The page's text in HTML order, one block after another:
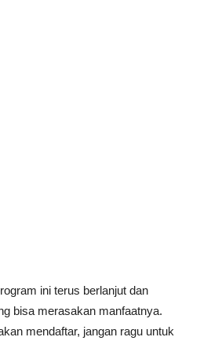
ini terus berlanjut dan
bisa merasakan manfaatnya.
mendaftar, jangan ragu untuk